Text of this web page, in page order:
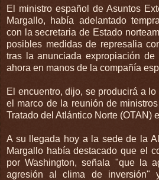
El ministro español de Asuntos
Margallo, había adelantado
con la secretaria de Estado
posibles medidas de represalia
tras la anunciada expropiación de
ahora en manos de la compañía
El encuentro, dijo, se producirá a
el marco de la reunión de
Tratado del Atlántico Norte (OTAN)
A su llegada hoy a la sede de la
Margallo había destacado que el
por Washington, señala "que la
agresión al clima de inversión"